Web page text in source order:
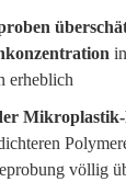
erheblich
völlig